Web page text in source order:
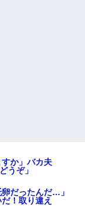
か」バカ夫
うぞ」
だったんだ…」
！取り違え